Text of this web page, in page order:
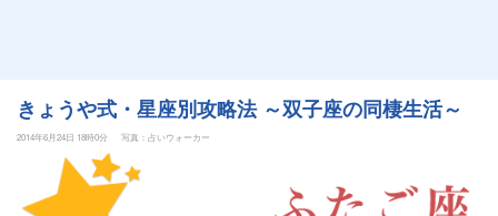
きょうや式・星座別攻略法 ～双子座の同棲生活～
2014年6月24日 18時0分 写真：占いウォーカー